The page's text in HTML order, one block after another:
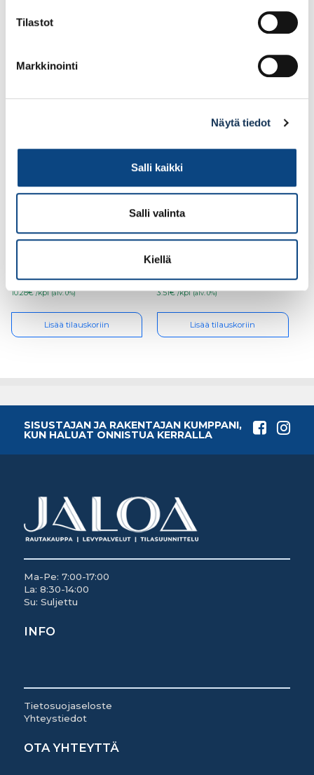
Tilastot
Markkinointi
Näytä tiedot
Salli kaikki
Salli valinta
Kiellä
viiltosuojakäsineet,
koko 8
10.28€ /kpl(alv. 0%)
Lisää tilauskoriin
3.51€ /kpl(alv. 0%)
Lisää tilauskoriin
SISUSTAJAN JA RAKENTAJAN KUMPPANI,
KUN HALUAT ONNISTUA KERRALLA
Ma-Pe: 7:00-17:00
La: 8:30-14:00
Su: Suljettu
INFO
Tietosuojaseloste
Yhteystiedot
OTA YHTEYTTÄ